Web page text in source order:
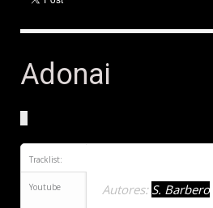
Adonai
Tracklist:
Youtube Autores: S. Barbero